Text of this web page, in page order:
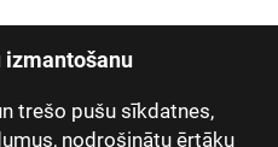
izmantošanu
trešo pušu sīkdatnes,
nodrošinātu ērtāku